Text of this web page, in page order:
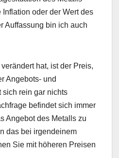
oder der Wert des
Auffassung bin ich auch
hat, ist der Preis,
Angebots- und
sich rein gar nichts
befindet sich immer
Angebot des Metalls zu
das bei irgendeinem
Sie mit höheren Preisen